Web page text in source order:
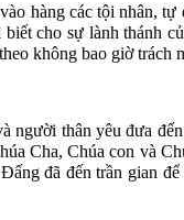
hàng các tội nhân,
biết cho sự lành
không bao giờ
người thân yêu đưa
Cha, Chúa con và
đã đến trần gian